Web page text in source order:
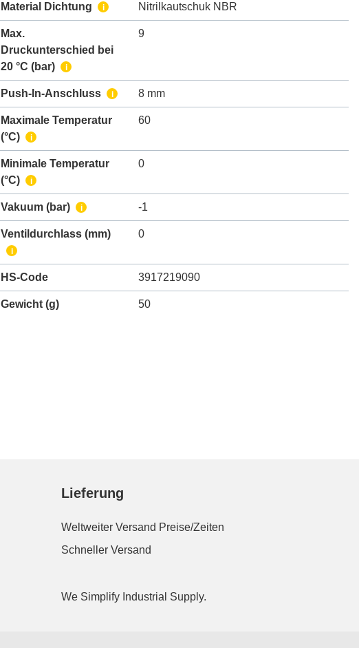
Material Dichtung i Nitrilkautschuk NBR
Max.
Druckunterschied bei
20 °C (bar)
i
9
Push-In-Anschluss i 8 mm
Maximale Temperatur
(°C)
i
60
Minimale Temperatur
(°C)
i
0
Vakuum (bar) i -1
Ventildurchlass (mm)
i
0
HS-Code 3917219090
Gewicht (g) 50
Lieferung
Weltweiter Versand Preise/Zeiten
Schneller Versand
We Simplify Industrial Supply.